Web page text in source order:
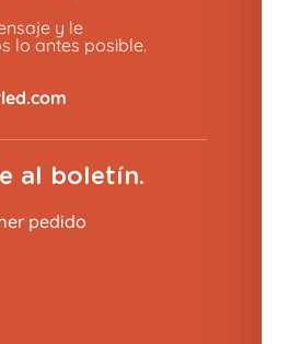
y le
lo antes posible.
al boletín.
pedido
descuento 👋